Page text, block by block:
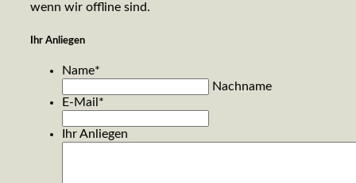
wenn wir offline sind.
Ihr Anliegen
Name*
Nachname
E-Mail *
Ihr Anliegen